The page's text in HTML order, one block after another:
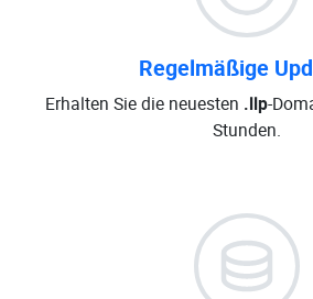
Regelmäßige
Erhalten Sie die neuesten .llp-
Stunden.